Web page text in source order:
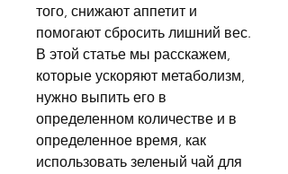
того, снижают аппетит и
помогают сбросить лишний вес.
В этой статье мы расскажем,
которые ускоряют метаболизм,
нужно выпить его в
определенном количестве и в
определенное время, как
использовать зеленый чай для